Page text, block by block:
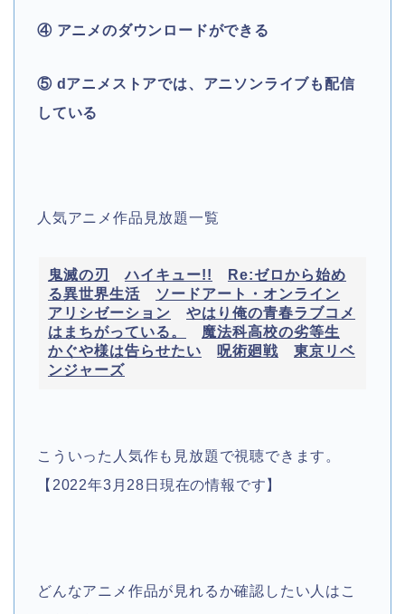
④ アニメのダウンロードができる
⑤ dアニメストアでは、アニソンライブも配信
している
人気アニメ作品見放題一覧
鬼滅の刃 ハイキュー!!
Re:ゼロから始め
る異世界生活
ソードアート・オンライン
アリシゼーション
やはり俺の青春ラブコメ
はまちがっている。
魔法科高校の劣等生
かぐや様は告らせたい
呪術廻戦
東京リベ
ンジャーズ
こういった人気作も見放題で視聴できます。
【2022年3月28日現在の情報です】
どんなアニメ作品が見れるか確認したい人はこ